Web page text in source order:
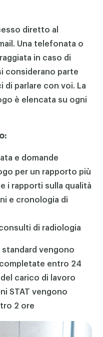
diretto al
Una telefonata o
in caso di
considerano parte
parlare con voi. La
è elencata su ogni
e domande
per un rapporto più
i rapporti sulla qualità
e cronologia di
di radiologia
standard vengono
entro 24
carico di lavoro
STAT vengono
2 ore